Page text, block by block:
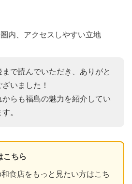
内、アクセスしやすい立地
まで読んでいただき、ありがと
ざいました！
からも福島の魅力を紹介してい
。
こちら
食店をもっと見たい方はこち